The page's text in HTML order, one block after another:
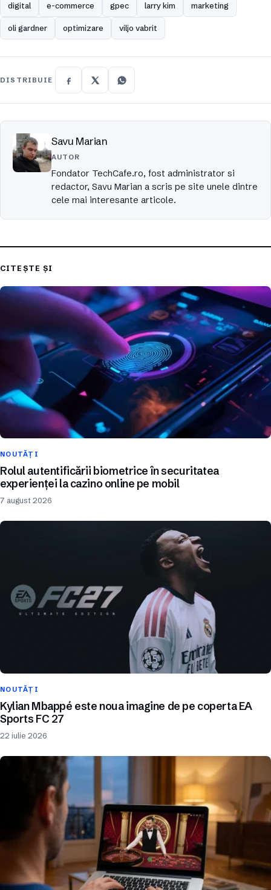
digital e-commerce gpec larry kim marketing
oli gardner optimizare viljo vabrit
DISTRIBUIE
Savu Marian
AUTOR
Fondator TechCafe.ro, fost administrator si
redactor, Savu Marian a scris pe site unele dintre
cele mai interesante articole.
CITEȘTE ȘI
NOUTĂȚI
Rolul autentificării biometrice în securitatea
experienței la cazino online pe mobil
7 august 2026
NOUTĂȚI
Kylian Mbappé este noua imagine de pe coperta EA
Sports FC 27
22 iulie 2026